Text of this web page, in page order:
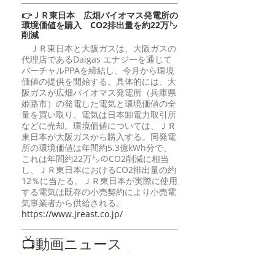
👉ＪＲ東日本 広畑バイオマス発電所の
環境価値を購入 CO2排出量を約22万㌧
削減
ＪＲ東日本と大阪ガスは、大阪ガスの
代理店であるDaigas エナジーを通じて
バーチャルPPAを締結し、今月から環境
価値の提供を開始する。具体的には、大
阪ガスが広畑バイオマス発電所（兵庫県
姫路市）の発電した電気と環境価値の全
量を買い取り、電気は日本卸電力取引所
などに売却。環境価値については、ＪＲ
東日本が大阪ガスから購入する。同発電
所の環境価値は年間約5.3億kWh分で、
これは年間約22万㌧のCO2削減に相当
し、ＪＲ東日本におけるCO2排出量の約
12％に当たる。ＪＲ東日本が実際に使用
する電気は既存の小売契約により小売電
気事業者から供給される。
https://www.jreast.co.jp/
📺動画ニュース